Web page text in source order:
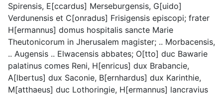
Spirensis, E[ccardus] Merseburgensis, G[uido]
Verdunensis et C[onradus] Frisigensis episcopi; frater
H[ermannus] domus hospitalis sancte Marie
Theutonicorum in Jherusalem magister; .. Morbacensis,
.. Augensis .. Elwacensis abbates; O[tto] duc Bawarie
palatinus comes Reni, H[enricus] dux Brabancie,
A[lbertus] dux Saconie, B[ernhardus] dux Karinthie,
M[atthaeus] duc Lothoringie, H[ermannus] lancravius